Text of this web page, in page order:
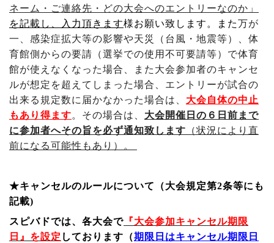
ネーム・ご連絡先・どの大会へのエントリーなのか」
を記載し、入力頂きます様お願い致します。また万が
一、感染症拡大等の影響や天災（台風・地震等）、体
育館側からの要請（選挙での使用不可要請等）で体育
館が使えなくなった場合、また大会参加者のキャンセ
ルが想定を超えてしまった場合、エントリーが試合の
出来る規定数に届かなかった場合は、 大会自体の中止
もあり得ます。その場合は、 大会開催日の６日前まで
に参加者へその旨を必ず通知致します （状況により直
前になる可能性もあり）。
★キャンセルのルールについて（大会規定第2条等にも
記載)
スピバドでは、各大会で 『大会参加キャンセル期限
日』を設定 しております （期限日はキャンセル期限日